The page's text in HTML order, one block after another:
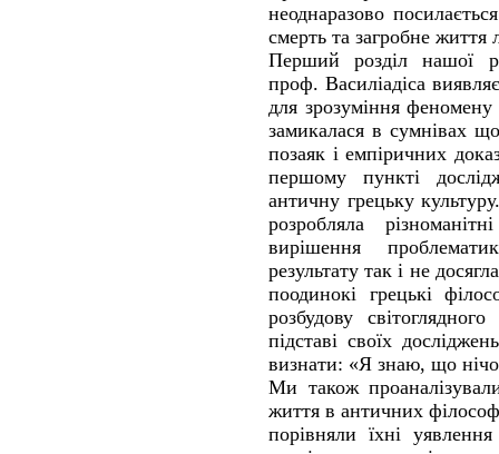
неоднаразово
смерть та загробне
Перший розділ нашої
проф. Василіадіса
для зрозуміння
замикалася в сумнівах
позаяк і емпіричних
першому пункті
античну грецьку
розробляла
вирішення
результату так і не
поодинокі грецькі
розбудову
підставі своїх
визнати: «Я знаю, що
Ми також
життя в античних
порівняли їхні